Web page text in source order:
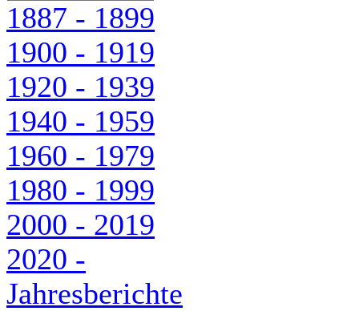
1887 - 1899
1900 - 1919
1920 - 1939
1940 - 1959
1960 - 1979
1980 - 1999
2000 - 2019
2020 -
Jahresberichte